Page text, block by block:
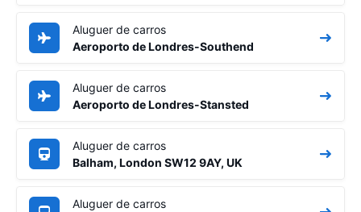
Aluguer de carros
Aeroporto de Londres-Southend
Aluguer de carros
Aeroporto de Londres-Stansted
Aluguer de carros
Balham, London SW12 9AY, UK
Aluguer de carros